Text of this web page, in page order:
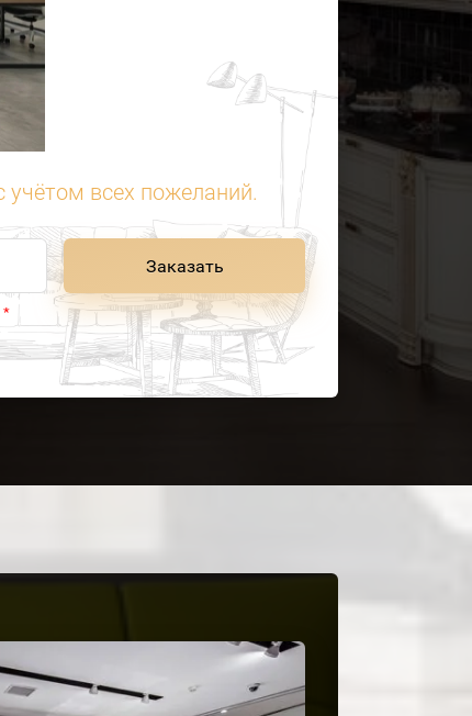
всех пожеланий.
Заказать
*